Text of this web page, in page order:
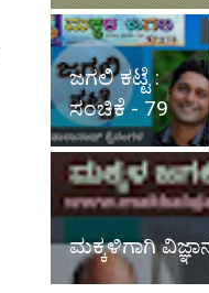
ಜಗಲಿ ಕಟ್ಟೆ :
ಸಂಚಿಕೆ - 79
ಮಕ್ಕಳಿಗಾಗಿ